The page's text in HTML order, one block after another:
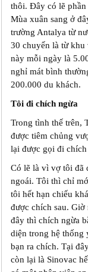
thôi. Đây có lẽ
Mùa xuân sang ở
trường Antalya từ
30 chuyến là từ khu
này mỗi ngày là
nghỉ mát bình
200.000 du khách.
Tôi đi chích ngừa
Trong tình thế trên,
được tiêm chủng
lại được gọi đi
Có lẽ là vì vợ tôi đã
ngoái. Tôi thì chỉ
tôi hết hạn chiếu
được chích sau.
đây thì chích ngừa
diện trong hệ thống
bạn ra chích. Tại
còn lại là Sinovac